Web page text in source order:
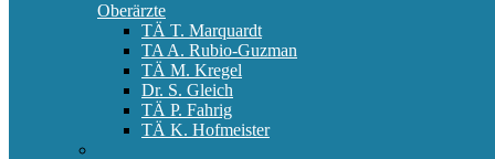
Oberärzte
TÄ T. Marquardt
TA A. Rubio-Guzman
TÄ M. Kregel
Dr. S. Gleich
TÄ P. Fahrig
TÄ K. Hofmeister